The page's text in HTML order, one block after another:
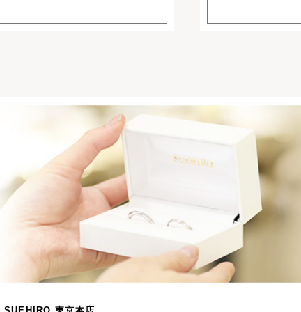
SUEHIRO 東京本店